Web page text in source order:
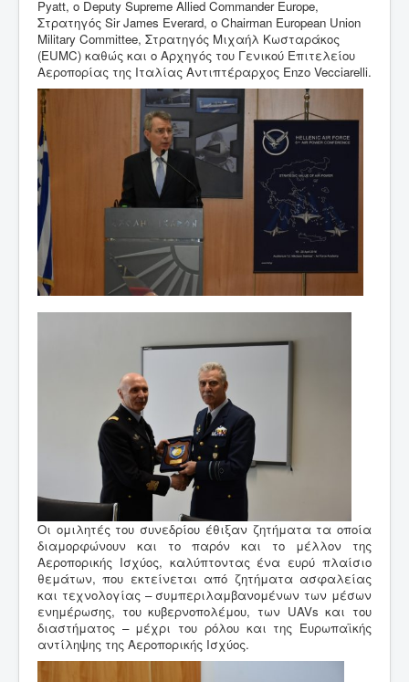
Pyatt, o Deputy Supreme Allied Commander Europe,
Στρατηγός Sir James Everard, ο Chairman European Union
Military Committee, Στρατηγός Μιχαήλ Κωσταράκος
(EUMC) καθώς και ο Αρχηγός του Γενικού Επιτελείου
Αεροπορίας της Ιταλίας Αντιπτέραρχος Enzo Vecciarelli.
Οι ομιλητές του συνεδρίου έθιξαν ζητήματα τα οποία
διαμορφώνουν και το παρόν και το μέλλον της
Αεροπορικής Ισχύος, καλύπτοντας ένα ευρύ πλαίσιο
θεμάτων, που εκτείνεται από ζητήματα ασφαλείας
και τεχνολογίας – συμπεριλαμβανομένων των μέσων
ενημέρωσης, του κυβερνοπολέμου, των UAVs και του
διαστήματος – μέχρι του ρόλου και της Ευρωπαϊκής
αντίληψης της Αεροπορικής Ισχύος.